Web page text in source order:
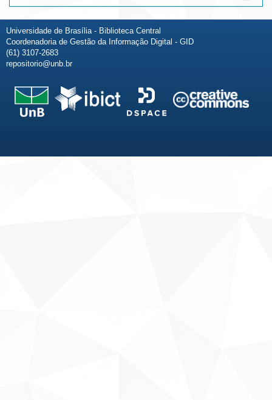
Universidade de Brasília - Biblioteca Central
Coordenadoria de Gestão da Informação Digital - GID
(61) 3107-2683
repositorio@unb.br